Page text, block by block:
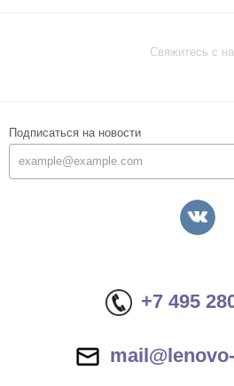
Свяжитесь с
Подписаться на новости
+7 495